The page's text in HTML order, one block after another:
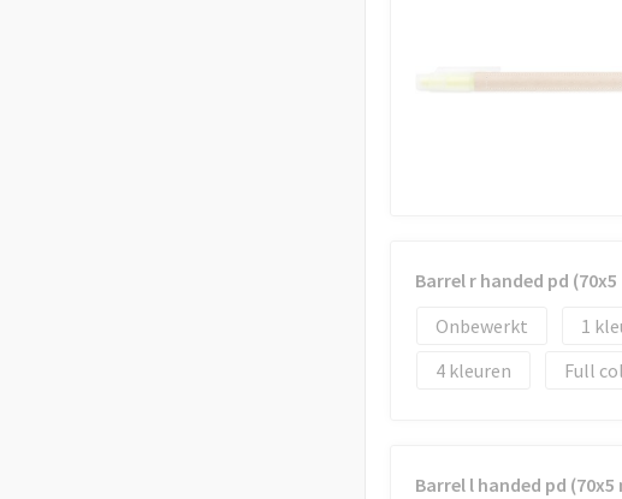
Barrel r handed pd
Onbewerkt
1
4
Full
Barrel l handed pd (70x5